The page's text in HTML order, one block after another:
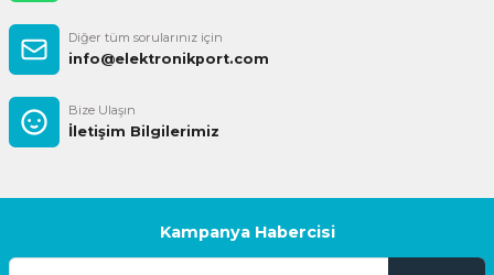
Diğer tüm sorularınız için
info@elektronikport.com
Bize Ulaşın
İletişim Bilgilerimiz
Kampanya Habercisi